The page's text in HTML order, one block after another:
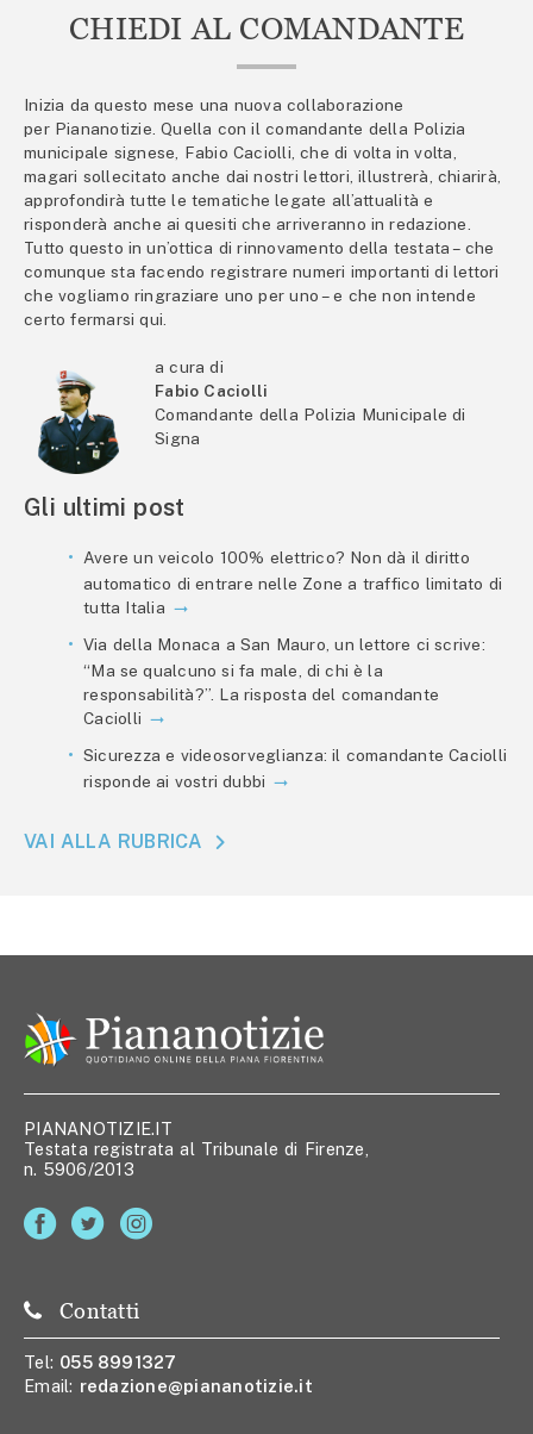
CHIEDI AL COMANDANTE
Inizia da questo mese una nuova collaborazione
per Piananotizie. Quella con il comandante della Polizia
municipale signese, Fabio Caciolli, che di volta in volta,
magari sollecitato anche dai nostri lettori, illustrerà, chiarirà,
approfondirà tutte le tematiche legate all’attualità e
risponderà anche ai quesiti che arriveranno in redazione.
Tutto questo in un’ottica di rinnovamento della testata – che
comunque sta facendo registrare numeri importanti di lettori
che vogliamo ringraziare uno per uno – e che non intende
certo fermarsi qui.
a cura di
Fabio Caciolli
Comandante della Polizia Municipale di
Signa
Gli ultimi post
Avere un veicolo 100% elettrico? Non dà il diritto
automatico di entrare nelle Zone a traffico limitato di
tutta Italia
Via della Monaca a San Mauro, un lettore ci scrive:
“Ma se qualcuno si fa male, di chi è la
responsabilità?”. La risposta del comandante
Caciolli
Sicurezza e videosorveglianza: il comandante Caciolli
risponde ai vostri dubbi
VAI ALLA RUBRICA
PIANANOTIZIE.IT
Testata registrata al Tribunale di Firenze,
n. 5906/2013
Contatti
Tel: 055 8991327
Email: redazione@piananotizie.it